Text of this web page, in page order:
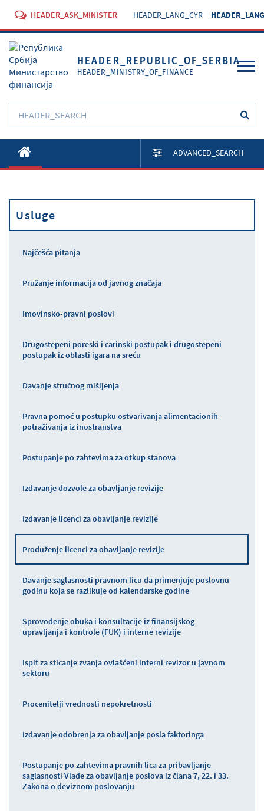
HEADER_ASK_MINISTER HEADER_LANG_CYR
HEADER_REPUBLIC_OF_SERBIA
HEADER_MINISTRY_OF_FINANCE
O Ministarstvu
Aktivnosti
Propisi
ADVANCED_SEARCH
Usluge
Najčešća pitanja
Pružanje informacija od javnog značaja
Imovinsko-pravni poslovi
Drugostepeni poreski i carinski postupak i drugostepeni
postupak iz oblasti igara na sreću
Davanje stručnog mišljenja
Pravna pomoć u postupku ostvarivanja alimentacionih
potraživanja iz inostranstva
Postupanje po zahtevima za otkup stanova
Izdavanje dozvole za obavljanje revizije
Izdavanje licenci za obavljanje revizije
Produženje licenci za obavljanje revizije
Davanje saglasnosti pravnom licu da primenjuje poslovnu
godinu koja se razlikuje od kalendarske godine
Sprovođenje obuka i konsultacije iz finansijskog
upravljanja i kontrole (FUK) i interne revizije
Ispit za sticanje zvanja ovlašćeni interni revizor u javnom
sektoru
Procenitelji vrednosti nepokretnosti
Izdavanje odobrenja za obavljanje posla faktoringa
Postupanje po zahtevima pravnih lica za pribavljanje
saglasnosti Vlade za obavljanje poslova iz člana 7, 22. i 33.
Zakona o deviznom poslovanju